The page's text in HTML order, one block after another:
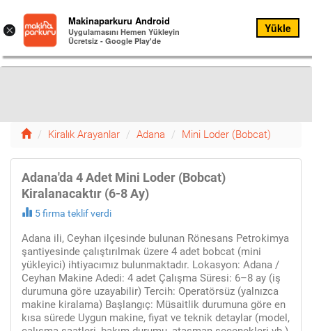
Menu
Kiralık Arayanlar Adana Mini Loder (Bobcat)
Adana'da 4 Adet Mini Loder (Bobcat)
Kiralanacaktır (6-8 Ay)
5 firma teklif verdi
Adana ili, Ceyhan ilçesinde bulunan Rönesans Petrokimya
şantiyesinde çalıştırılmak üzere 4 adet bobcat (mini
yükleyici) ihtiyacımız bulunmaktadır. Lokasyon: Adana /
Ceyhan Makine Adedi: 4 adet Çalışma Süresi: 6–8 ay (iş
durumuna göre uzayabilir) Tercih: Operatörsüz (yalnızca
makine kiralama) Başlangıç: Müsaitlik durumuna göre en
kısa sürede Uygun makine, fiyat ve teknik detaylar (model,
×
Makinaparkuru Android
Uygulamasını Hemen Yükleyin
Ücretsiz - Google Play'de
Yükle